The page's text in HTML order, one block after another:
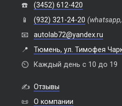
☎️
(3452) 612-420
📱
(932) 321-24-20
📧
autolab72@yandex.ru
📍
Тюмень, ул. Тимофея
⏲️
Каждый день с 10 до 19
✍️ Отзывы
📜
О компании